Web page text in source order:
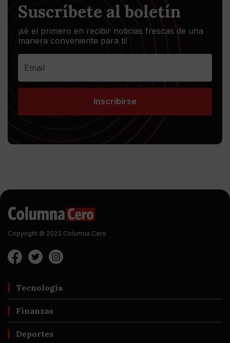
Suscríbete al boletín
¡sé el primero en recibir noticias frescas de una
manera conveniente para ti!
Inscribirse
Copyright © 2023 Columna Cero
Tecnología
Finanzas
Deportes